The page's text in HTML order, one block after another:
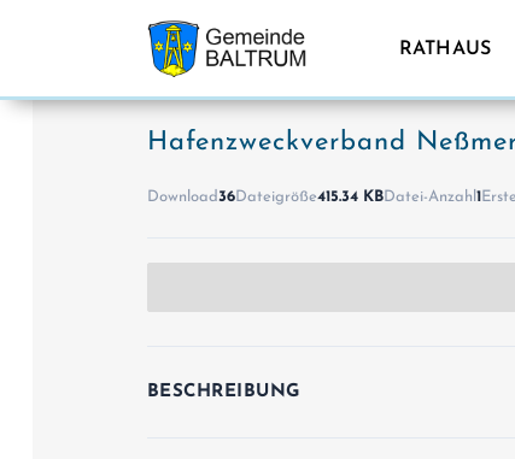
RATHAUS
Hafenzweckverband
Download36Dateigröße415.34 KBDatei-Anzahl 1
BESCHREIBUNG